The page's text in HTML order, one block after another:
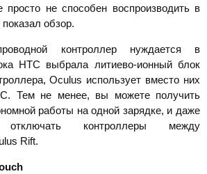
просто не способен воспроизводить в
обзор.
контроллер нуждается в
HTC выбрала литиево-ионный блок
Oculus использует вместо них
Тем не менее, вы можете получить
работы на одной зарядке, и даже
контроллеры между
Rift.